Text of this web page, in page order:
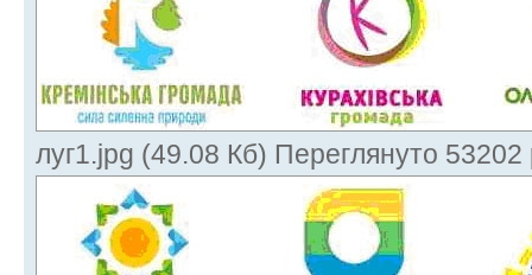
луг1.jpg (49.08 Кб) Переглянуто 53202